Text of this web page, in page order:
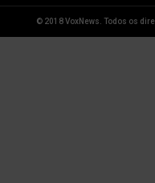
© 2018 VoxNews. Todos os